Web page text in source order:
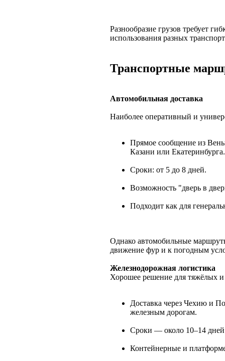
Разнообразие грузов требует
использования разных
Транспортные
Автомобильная доставка
Наиболее оперативный и
Прямое сообщение из
Казани или Екатеринбурга.
Сроки: от 5 до 8 дней.
Возможность "дверь в
Подходит как для
Однако автомобильные
движение фур и к погодным
Железнодорожная логистика
Хорошее решение для тяжёлых
Доставка через Чехию и
железным дорогам.
Сроки — около 10–14
Контейнерные и